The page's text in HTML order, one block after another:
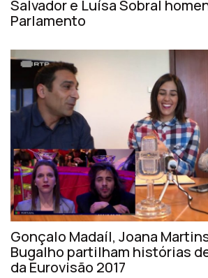
Salvador e Luísa Sobral
Parlamento
Gonçalo Madaíl, Joana
Bugalho partilham histórias
da Eurovisão 2017